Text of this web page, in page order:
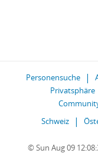
Personensuche
Privatsphäre
Schweiz
© Sun Aug 09